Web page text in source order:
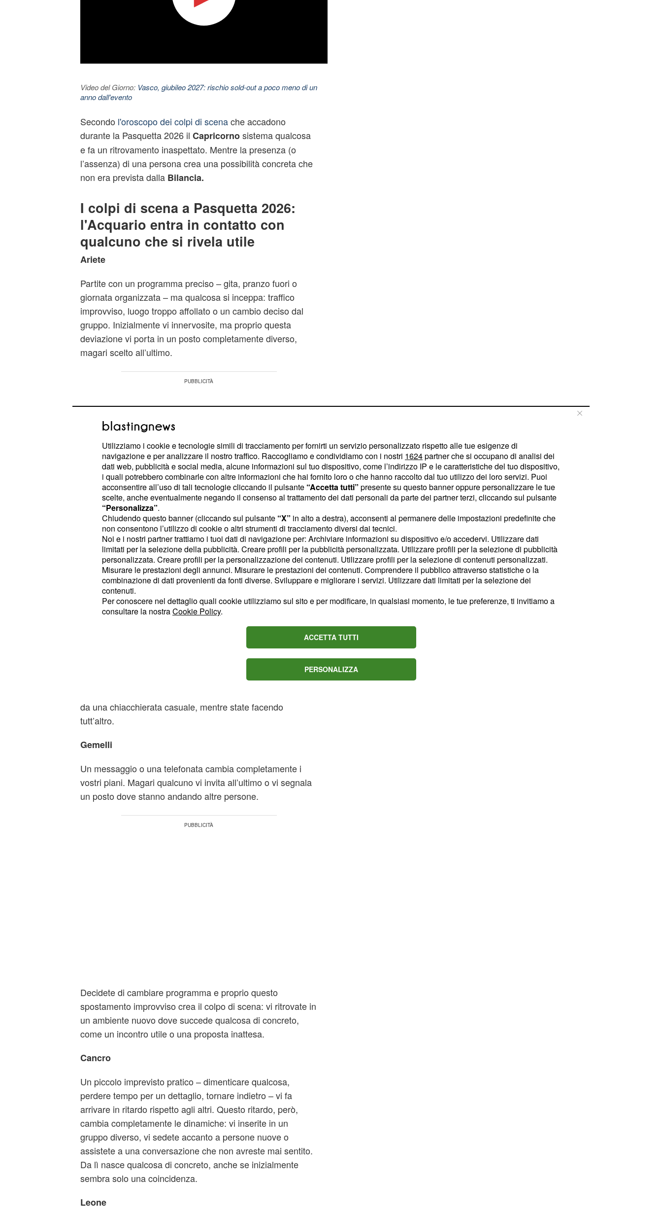
Video del Giorno: Vasco, giubileo 2027: rischio sold-out a poco meno di un
anno dall'evento
Secondo l'oroscopo dei colpi di scenache accadono
durante la Pasquetta 2026 il Capricornosistema qualcosa
e fa un ritrovamento inaspettato. Mentre la presenza (o
l’assenza) di una persona crea una possibilità concreta che
non era prevista dalla Bilancia.
I colpi di scena a Pasquetta 2026:
l'Acquario entra in contatto con
qualcuno che si rivela utile
Ariete
Partite con un programma preciso – gita, pranzo fuori o
giornata organizzata – ma qualcosa si inceppa: traffico
improvviso, luogo troppo affollato o un cambio deciso dal
gruppo. Inizialmente vi innervosite, ma proprio questa
deviazione vi porta in un posto completamente diverso,
magari scelto all’ultimo.
Qui succede il colpo di scena: incontrate qualcuno che
conoscete o che ha un collegamento diretto con una vostra
situazione concreta, e la giornata prende una piega utile.
Il colpo di scena arriva durante un momento conviviale,
come un picnic o un pranzo all’aperto. Qualcuno tira fuori un
argomento pratico – lavoro, soldi, acquisti – e da una
Potrebbe trattarsi di una proposta, di un contatto o di
da una chiacchierata casuale, mentre state facendo
tutt’altro.
Gemelli
Un messaggio o una telefonata cambia completamente i
vostri piani. Magari qualcuno vi invita all’ultimo o vi segnala
un posto dove stanno andando altre persone.
Decidete di cambiare programma e proprio questo
spostamento improvviso crea il colpo di scena: vi ritrovate in
un ambiente nuovo dove succede qualcosa di concreto,
come un incontro utile o una proposta inattesa.
Cancro
Un piccolo imprevisto pratico – dimenticare qualcosa,
perdere tempo per un dettaglio, tornare indietro – vi fa
arrivare in ritardo rispetto agli altri. Questo ritardo, però,
cambia completamente le dinamiche: vi inserite in un
gruppo diverso, vi sedete accanto a persone nuove o
assistete a una conversazione che non avreste mai sentito.
Da lì nasce qualcosa di concreto, anche se inizialmente
sembra solo una coincidenza.
Leone
Utilizziamo i cookie e tecnologie simili di tracciamento per fornirti un servizio personalizzato rispetto alle tue esigenze di
navigazione e per analizzare il nostro traffico. Raccogliamo e condividiamo con i nostri 1624partner che si occupano di analisi dei
dati web, pubblicità e social media, alcune informazioni sul tuo dispositivo, come l’indirizzo IP e le caratteristiche del tuo dispositivo,
i quali potrebbero combinarle con altre informazioni che hai fornito loro o che hanno raccolto dal tuo utilizzo dei loro servizi. Puoi
acconsentire all’uso di tali tecnologie cliccando il pulsante “Accetta tutti” presente su questo banner oppure personalizzare le tue
scelte, anche eventualmente negando il consenso al trattamento dei dati personali da parte dei partner terzi, cliccando sul pulsante
“Personalizza”.
Chiudendo questo banner (cliccando sul pulsante “X” in alto a destra), acconsenti al permanere delle impostazioni predefinite che
non consentono l’utilizzo di cookie o altri strumenti di tracciamento diversi dai tecnici.
Noi e i nostri partner trattiamo i tuoi dati di navigazione per: Archiviare informazioni su dispositivo e/o accedervi. Utilizzare dati
limitati per la selezione della pubblicità. Creare profili per la pubblicità personalizzata. Utilizzare profili per la selezione di pubblicità
personalizzata. Creare profili per la personalizzazione dei contenuti. Utilizzare profili per la selezione di contenuti personalizzati.
Misurare le prestazioni degli annunci. Misurare le prestazioni dei contenuti. Comprendere il pubblico attraverso statistiche o la
combinazione di dati provenienti da fonti diverse. Sviluppare e migliorare i servizi. Utilizzare dati limitati per la selezione dei
contenuti.
Per conoscere nel dettaglio quali cookie utilizziamo sul sito e per modificare, in qualsiasi momento, le tue preferenze, ti invitiamo a
consultare la nostraCookie Policy.
ACCETTA TUTTI
PERSONALIZZA